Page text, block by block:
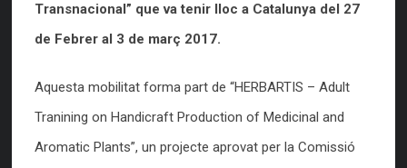
Transnacional” que va tenir lloc a Catalunya del 27
de Febrer al 3 de març 2017.
Aquesta mobilitat forma part de “HERBARTIS – Adult
Tranining on Handicraft Production of Medicinal and
Aromatic Plants”, un projecte aprovat per la Comissió